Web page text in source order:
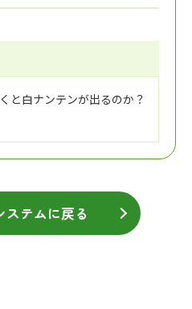
と白ナンテンが出るのか？
ステムに戻る